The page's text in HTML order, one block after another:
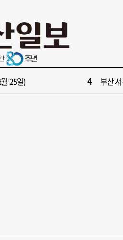
부터 ‘문전성시’ 해수
25일) 부산
24일) 6 반가